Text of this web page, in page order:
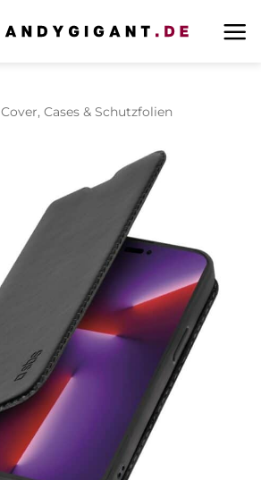
Cover, Cases & Schutzfolien